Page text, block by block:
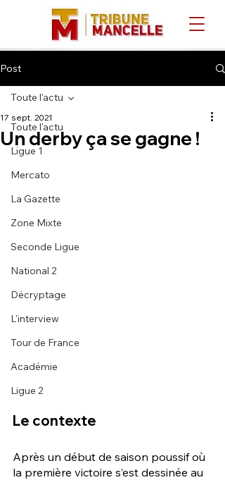
Post
Toute l'actu
Ligue 1
Mercato
La Gazette
Zone Mixte
Seconde Ligue
National 2
Décryptage
L'interview
Tour de France
Académie
Ligue 2
Toute l'actu
Un derby ça se gagne !
17 sept. 2021
Le contexte
Après un début de saison poussif où
la première victoire s’est dessinée au